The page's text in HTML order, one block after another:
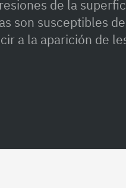
de la
son susceptibles
a la aparición de